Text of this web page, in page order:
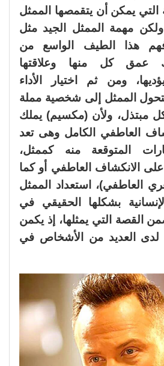
التي يمكن أن يتقمصها الممثل
مهمة الممثل الجيد مثل
هذا الطيف الواسع من
عمق كل منها وعلاقتها
ومن ثم اختيار الأداء
الممثل إلى شخصية مملة
مبتذل، ولأن (مكسيم) يملك
العاطفي الكامل وهى تعد
المتوقعة منه كممثل،
الانكشاف العاطفي أو كما
العاطفي)، استعداد الممثل
بشكلها الحقيقي في
القصة التي يمثلها، إذ يكمن
العديد من الأشخاص في